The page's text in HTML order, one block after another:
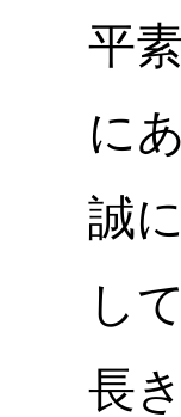
平
に
誠
し
長